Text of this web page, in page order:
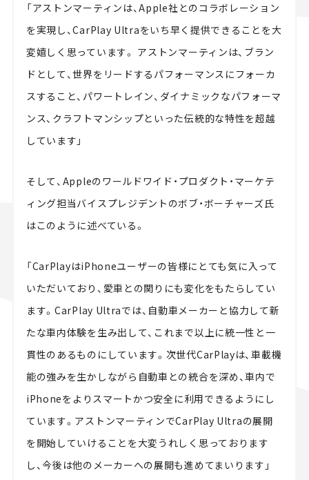
「アストンマーティンは、Apple社とのコラボレーション
を実現し、CarPlay Ultraをいち早く提供できることを大
変嬉しく思っています。 アストンマーティンは、ブラン
ドとして、世界をリードするパフォーマンスにフォーカ
スすること、パワートレイン、ダイナミックなパフォーマ
ンス、クラフトマンシップといった伝統的な特性を超越
しています」
そして、Appleのワールドワイド・プロダクト・マーケテ
ィング担当バイスプレジデントのボブ・ボーチャーズ氏
はこのように述べている。
「CarPlayはiPhoneユーザーの皆様にとても気に入って
いただいており、愛車との関りにも変化をもたらしてい
ます。CarPlay Ultraでは、自動車メーカーと協力して新
たな車内体験を生み出して、これまで以上に統一性と一
貫性のあるものにしています。次世代CarPlayは、車載機
能の強みを生かしながら自動車との統合を深め、車内で
iPhoneをよりスマートかつ安全に利用できるようにし
ています。アストンマーティンでCarPlay Ultraの展開
を開始していけることを大変うれしく思っております
し、今後は他のメーカーへの展開も進めてまいります」